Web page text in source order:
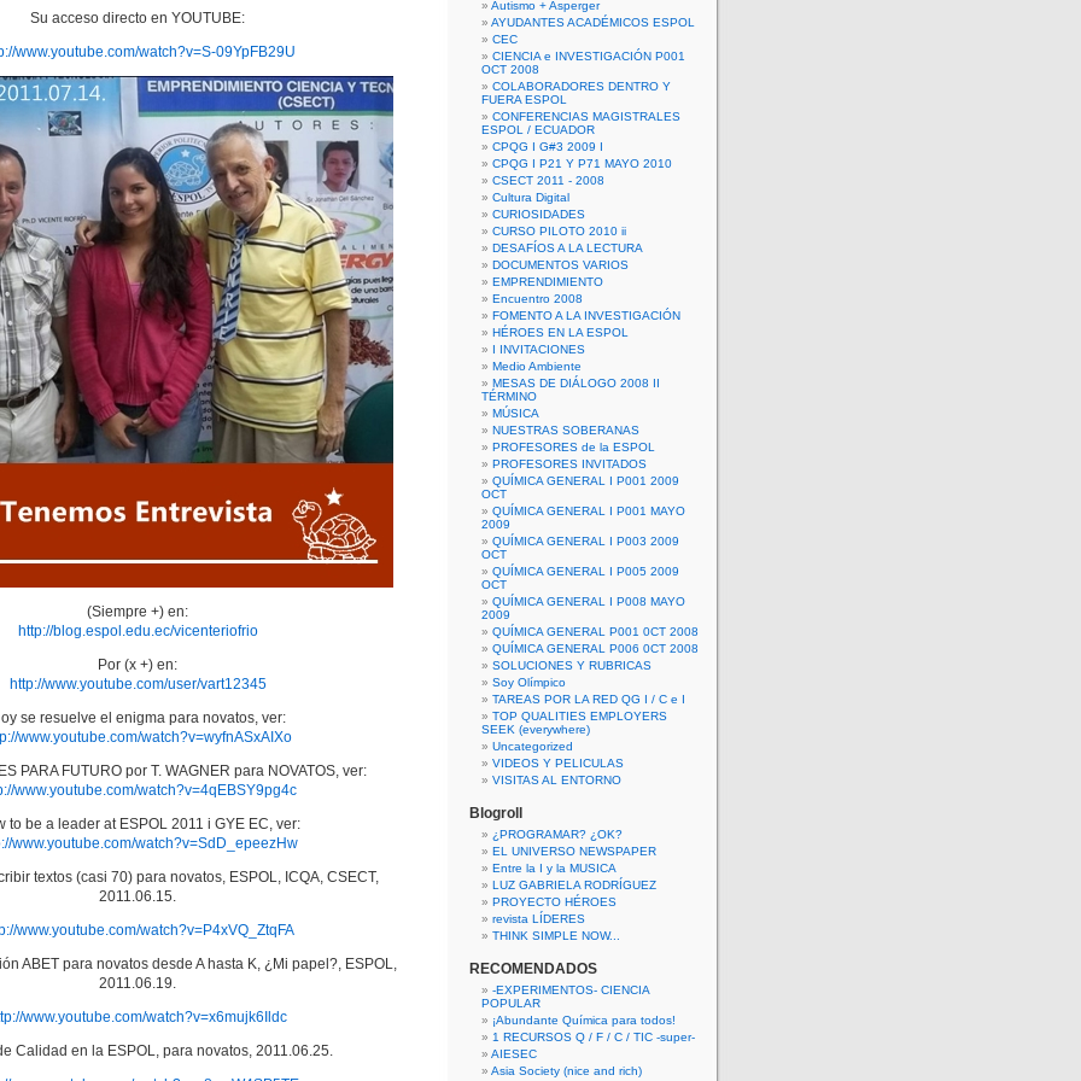
Su acceso directo en YOUTUBE:
www.youtube.com/watch?v=S-09YpFB29U
(Siempre +) en:
http://blog.espol.edu.ec/vicenteriofrio
Por (x +) en:
http://www.youtube.com/user/vart12345
se resuelve el enigma para novatos, ver:
www.youtube.com/watch?v=wyfnASxAIXo
PARA FUTURO por T. WAGNER para NOVATOS, ver:
www.youtube.com/watch?v=4qEBSY9pg4c
to be a leader at ESPOL 2011 i GYE EC, ver:
www.youtube.com/watch?v=SdD_epeezHw
textos (casi 70) para novatos, ESPOL, ICQA, CSECT,
2011.06.15.
www.youtube.com/watch?v=P4xVQ_ZtqFA
ABET para novatos desde A hasta K, ¿Mi papel?, ESPOL,
2011.06.19.
www.youtube.com/watch?v=x6mujk6Ildc
Calidad en la ESPOL, para novatos, 2011.06.25.
Autismo + Asperger
AYUDANTES ACADÉMICOS ESPOL
CEC
CIENCIA e INVESTIGACIÓN P001
OCT 2008
COLABORADORES DENTRO Y
FUERA ESPOL
CONFERENCIAS MAGISTRALES
ESPOL / ECUADOR
CPQG I G#3 2009 I
CPQG I P21 Y P71 MAYO 2010
CSECT 2011 - 2008
Cultura Digital
CURIOSIDADES
CURSO PILOTO 2010 ii
DESAFÍOS A LA LECTURA
DOCUMENTOS VARIOS
EMPRENDIMIENTO
Encuentro 2008
FOMENTO A LA INVESTIGACIÓN
HÉROES EN LA ESPOL
I INVITACIONES
Medio Ambiente
MESAS DE DIÁLOGO 2008 II
TÉRMINO
MÚSICA
NUESTRAS SOBERANAS
PROFESORES de la ESPOL
PROFESORES INVITADOS
QUÍMICA GENERAL I P001 2009
OCT
QUÍMICA GENERAL I P001 MAYO
2009
QUÍMICA GENERAL I P003 2009
OCT
QUÍMICA GENERAL I P005 2009
OCT
QUÍMICA GENERAL I P008 MAYO
2009
QUÍMICA GENERAL P001 0CT 2008
QUÍMICA GENERAL P006 0CT 2008
SOLUCIONES Y RUBRICAS
Soy Olímpico
TAREAS POR LA RED QG I / C e I
TOP QUALITIES EMPLOYERS
SEEK (everywhere)
Uncategorized
VIDEOS Y PELICULAS
VISITAS AL ENTORNO
Blogroll
¿PROGRAMAR? ¿OK?
EL UNIVERSO NEWSPAPER
Entre la I y la MUSICA
LUZ GABRIELA RODRÍGUEZ
PROYECTO HÉROES
revista LÍDERES
THINK SIMPLE NOW...
RECOMENDADOS
-EXPERIMENTOS- CIENCIA
POPULAR
¡Abundante Química para todos!
1 RECURSOS Q / F / C / TIC -super-
AIESEC
Asia Society (nice and rich)